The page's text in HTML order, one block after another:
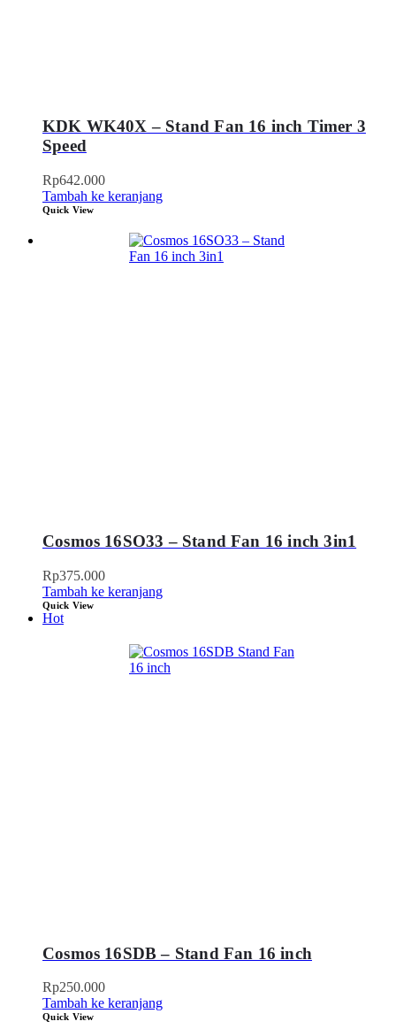
KDK WK40X – Stand Fan 16 inch Timer 3
Speed
Rp642.000
Tambah ke keranjang
Quick View
Cosmos 16SO33 – Stand Fan 16 inch 3in1
Rp375.000
Tambah ke keranjang
Quick View
Hot
Cosmos 16SDB – Stand Fan 16 inch
Rp250.000
Tambah ke keranjang
Quick View